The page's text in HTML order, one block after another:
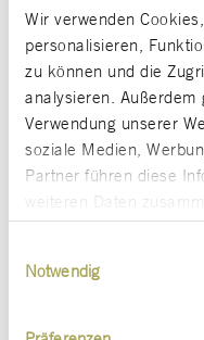
Wir verwenden
personalisieren,
zu können und die
analysieren.
Verwendung unserer
soziale Medien,
Partner führen diese
weiteren Daten
haben oder die sie im
Notwendig